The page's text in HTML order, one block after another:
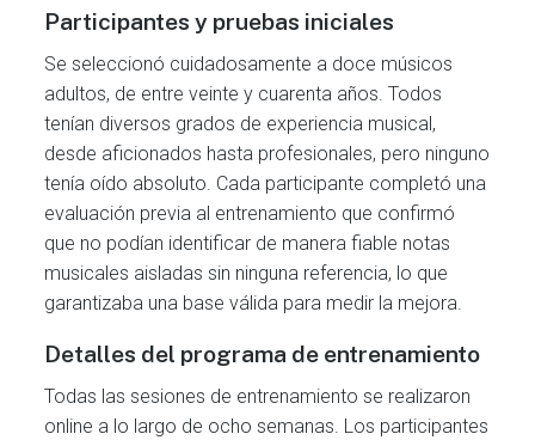
Participantes y pruebas iniciales
Se seleccionó cuidadosamente a doce músicos
adultos, de entre veinte y cuarenta años. Todos
tenían diversos grados de experiencia musical,
desde aficionados hasta profesionales, pero ninguno
tenía oído absoluto. Cada participante completó una
evaluación previa al entrenamiento que confirmó
que no podían identificar de manera fiable notas
musicales aisladas sin ninguna referencia, lo que
garantizaba una base válida para medir la mejora.
Detalles del programa de entrenamiento
Todas las sesiones de entrenamiento se realizaron
online a lo largo de ocho semanas. Los participantes